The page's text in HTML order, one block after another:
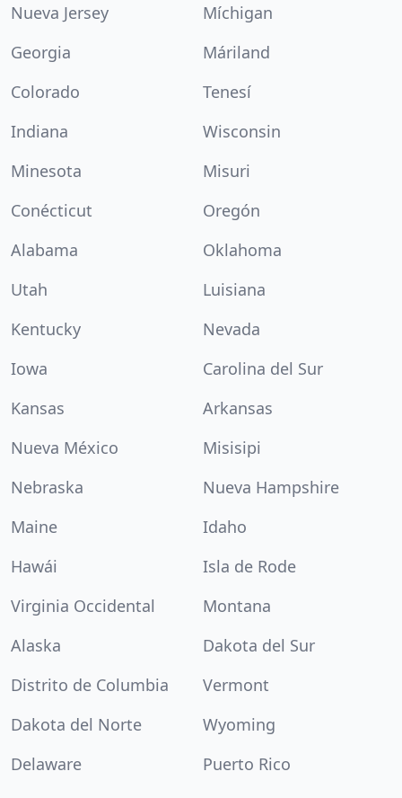
Nueva Jersey
Míchigan
Georgia
Máriland
Colorado
Tenesí
Indiana
Wisconsin
Minesota
Misuri
Conécticut
Oregón
Alabama
Oklahoma
Utah
Luisiana
Kentucky
Nevada
Iowa
Carolina del Sur
Kansas
Arkansas
Nueva México
Misisipi
Nebraska
Nueva Hampshire
Maine
Idaho
Hawái
Isla de Rode
Virginia Occidental
Montana
Alaska
Dakota del Sur
Distrito de Columbia
Vermont
Dakota del Norte
Wyoming
Delaware
Puerto Rico